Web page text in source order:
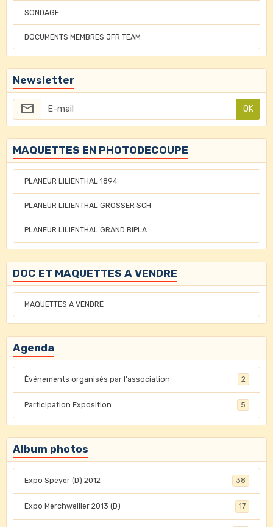
SONDAGE
DOCUMENTS MEMBRES JFR TEAM
Newsletter
OK
MAQUETTES EN PHOTODECOUPE
PLANEUR LILIENTHAL 1894
PLANEUR LILIENTHAL GROSSER SCH
PLANEUR LILIENTHAL GRAND BIPLA
DOC ET MAQUETTES A VENDRE
MAQUETTES A VENDRE
Agenda
Événements organisés par l'association 2
Participation Exposition 5
Album photos
Expo Speyer (D) 2012 38
Expo Merchweiller 2013 (D) 17